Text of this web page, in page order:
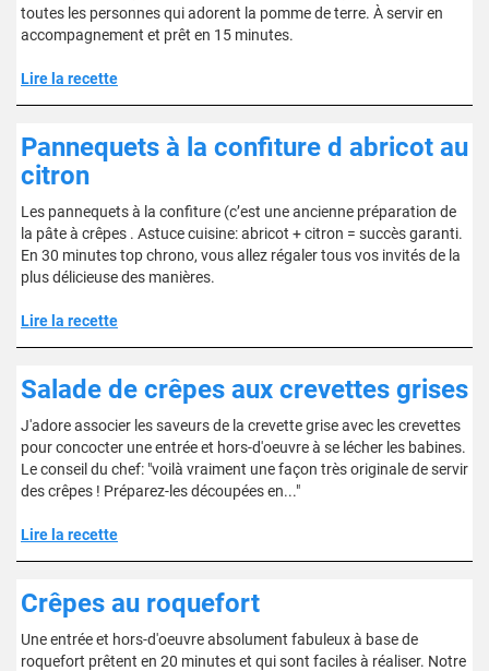
toutes les personnes qui adorent la pomme de terre. À servir en
accompagnement et prêt en 15 minutes.
Lire la recette
Pannequets à la confiture d abricot au
citron
Les pannequets à la confiture (c’est une ancienne préparation de
la pâte à crêpes . Astuce cuisine: abricot + citron = succès garanti.
En 30 minutes top chrono, vous allez régaler tous vos invités de la
plus délicieuse des manières.
Lire la recette
Salade de crêpes aux crevettes grises
J'adore associer les saveurs de la crevette grise avec les crevettes
pour concocter une entrée et hors-d'oeuvre à se lécher les babines.
Le conseil du chef: "voilà vraiment une façon très originale de servir
des crêpes ! Préparez-les découpées en..."
Lire la recette
Crêpes au roquefort
Une entrée et hors-d'oeuvre absolument fabuleux à base de
roquefort prêtent en 20 minutes et qui sont faciles à réaliser. Notre